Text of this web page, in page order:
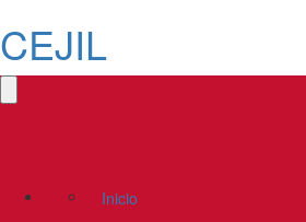
CEJIL
Inicio